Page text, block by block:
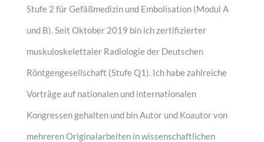
Stufe 2 für Gefäßmedizin und Embolisation (Modul A
und B). Seit Oktober 2019 bin ich zertifizierter
muskuloskelettaler Radiologie der Deutschen
Röntgengesellschaft (Stufe Q1). Ich habe zahlreiche
Vorträge auf nationalen und internationalen
Kongressen gehalten und bin Autor und Koautor von
mehreren Originalarbeiten in wissenschaftlichen